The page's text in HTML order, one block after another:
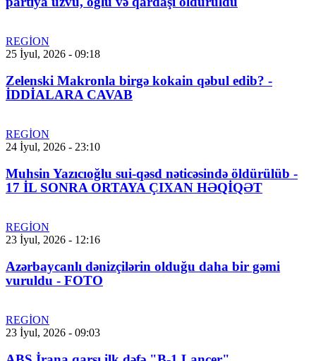
REGİON
25 İyul, 2026 - 09:18
Zelenski Makronla birgə kokain qəbul edib? -
İDDİALARA CAVAB
REGİON
24 İyul, 2026 - 23:10
Muhsin Yazıcıoğlu sui-qəsd nəticəsində öldürülüb -
17 İL SONRA ORTAYA ÇIXAN HƏQİQƏT
REGİON
23 İyul, 2026 - 12:16
Azərbaycanlı dənizçilərin olduğu daha bir gəmi
vuruldu - FOTO
REGİON
23 İyul, 2026 - 09:03